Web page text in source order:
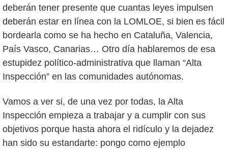
deberán tener presente que cuantas leyes impulsen
deberán estar en línea con la LOMLOE, si bien es fácil
bordearla como se ha hecho en Cataluña, Valencia,
País Vasco, Canarias… Otro día hablaremos de esa
estupidez político-administrativa que llaman “Alta
Inspección” en las comunidades autónomas.
Vamos a ver si, de una vez por todas, la Alta
Inspección empieza a trabajar y a cumplir con sus
objetivos porque hasta ahora el ridículo y la dejadez
han sido su estandarte: pongo como ejemplo